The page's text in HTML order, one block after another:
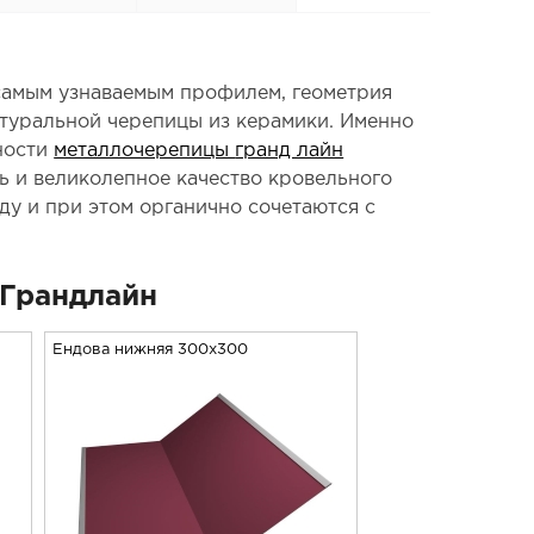
узнаваемым профилем, геометрия
черепицы из керамики. Именно
металлочерепицы гранд лайн
и великолепное качество кровельного
и при этом органично сочетаются с
Ендова нижняя 300х300